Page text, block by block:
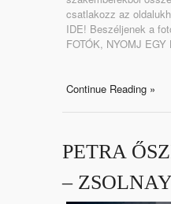
csatlakozz az
IDE! Beszéljenek a
FOTÓK, NYOMJ
Continue Reading »
PETRA
–